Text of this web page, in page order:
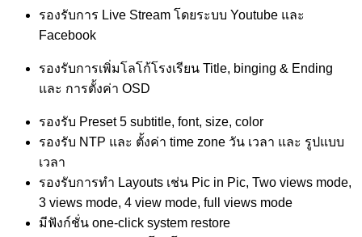
รองรับการ Live Stream โดยระบบ Youtube และ
Facebook
รองรับการเพิ่มโลโก้โรงเรียน Title, binging & Ending
และ การตั้งค่า OSD
รองรับ Preset 5 subtitle, font, size, color
รองรับ NTP และ ตั้งค่า time zone วัน เวลา และ รูปแบบ
เวลา
รองรับการทำ Layouts เช่น Pic in Pic, Two views mode,
3 views mode, 4 view mode, full views mode
มีฟังก์ชั่น one-click system restore